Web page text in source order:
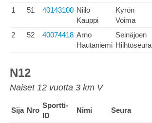
1 51 40143100 Niilo
Kauppi
Kyrön
Voima
2 52 40074418 Arno
Hautaniemi
Seinäjoen
Hiihtoseura
N12
Naiset 12 vuotta 3 km V
Sija Nro
Sportti-
ID
Nimi Seura